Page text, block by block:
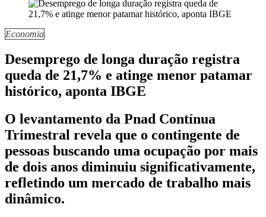
Economia
Desemprego de longa duração registra
queda de 21,7% e atinge menor patamar
histórico, aponta IBGE
O levantamento da Pnad Contínua
Trimestral revela que o contingente de
pessoas buscando uma ocupação por mais
de dois anos diminuiu significativamente,
refletindo um mercado de trabalho mais
dinâmico.